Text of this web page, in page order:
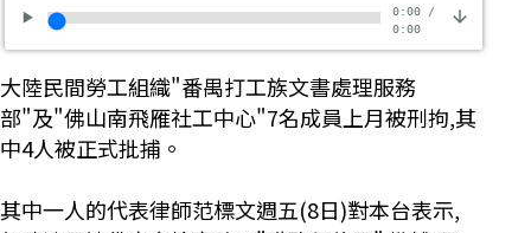
0:00/
0:00
大陸民間勞工組織"番禺打工族文書處理服務
部"及"佛山南飛雁社工中心"7名成員上月被刑拘,其
中4人被正式批捕。
其中一人的代表律師范標文週五(8日)對本台表示,